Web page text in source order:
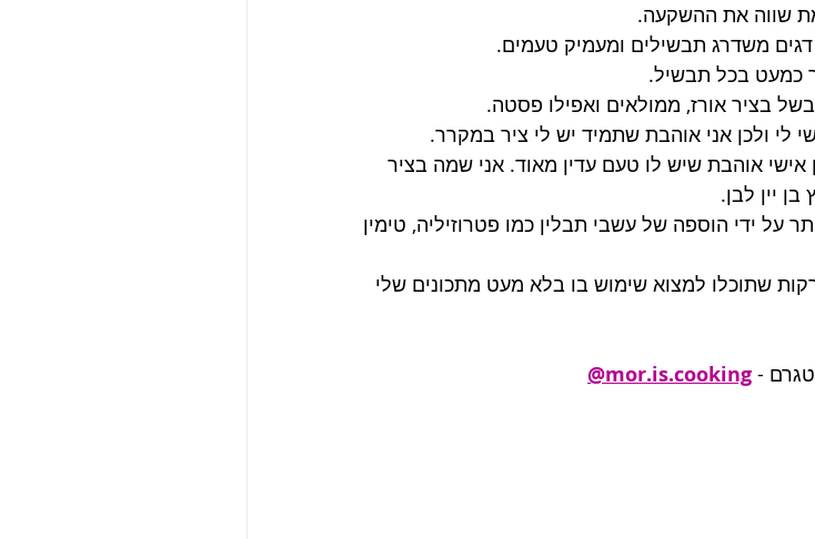
שווה את ההשקעה.
דגים משדרג תבשילים ומעמיק טעמים.
כמעט בכל תבשיל.
בציר אורז, ממולאים ואפילו פסטה.
לי ולכן אני אוהבת שתמיד יש לי ציר במקרר.
אישי אוהבת שיש לו טעם עדין מאוד. אני שמה בציר
יין לבן.
על ידי הוספה של עשבי תבלין כמו פטרוזיליה, טימין
שתוכלו למצוא שימוש בו בלא מעט מתכונים שלי
-
mor.is.cooking@